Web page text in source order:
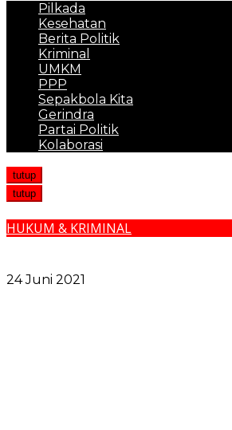
Pilkada
Kesehatan
Berita Politik
Kriminal
UMKM
PPP
Sepakbola Kita
Gerindra
Partai Politik
Kolaborasi
tutup
tutup
HUKUM & KRIMINAL
24 Juni 2021